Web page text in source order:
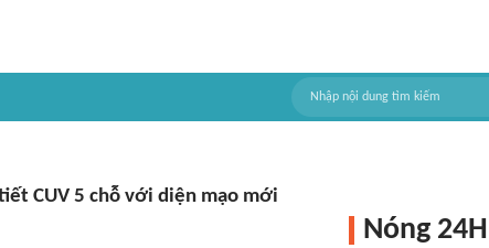
CUV 5 chỗ với diện mạo mới
Nóng 24H